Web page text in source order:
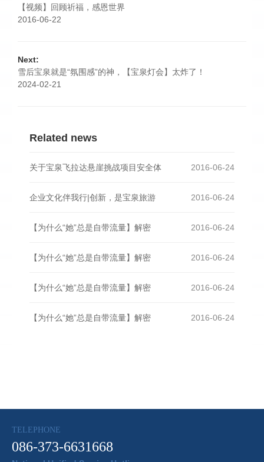
【视频】回顾祈福，感恩世界
2016-06-22
Next:
雪后宝泉就是“氛围感”的神，【宝泉灯会】太炸了！
2024-02-21
Related news
2016-06-24
关于宝泉飞拉达悬崖挑战项目安全体
2016-06-24
企业文化伴我行|创新，是宝泉旅游
2016-06-24
【为什么“她”总是自带流量】解密
2016-06-24
【为什么“她”总是自带流量】解密
2016-06-24
【为什么“她”总是自带流量】解密
2016-06-24
【为什么“她”总是自带流量】解密
TELEPHONE
086-373-6631668